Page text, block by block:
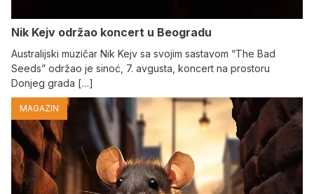
Nik Kejv održao koncert u Beogradu
Australijski muzičar Nik Kejv sa svojim sastavom “The Bad
Seeds” održao je sinoć, 7. avgusta, koncert na prostoru
Donjeg grada […]
MAGAZIN